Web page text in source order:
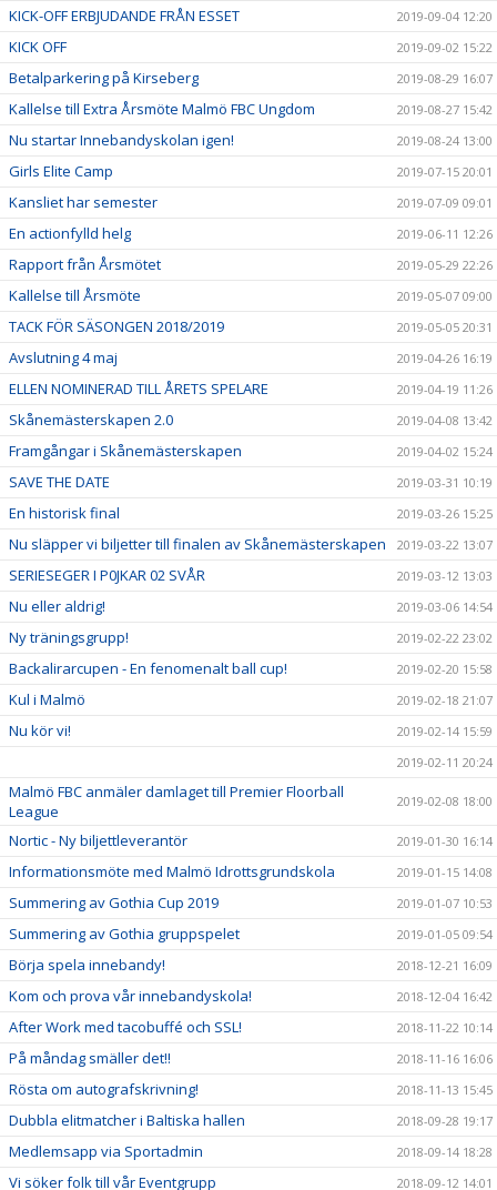
KICK-OFF ERBJUDANDE FRÅN ESSET 2019-09-04 12:20
KICK OFF 2019-09-02 15:22
Betalparkering på Kirseberg 2019-08-29 16:07
Kallelse till Extra Årsmöte Malmö FBC Ungdom 2019-08-27 15:42
Nu startar Innebandyskolan igen! 2019-08-24 13:00
Girls Elite Camp 2019-07-15 20:01
Kansliet har semester 2019-07-09 09:01
En actionfylld helg 2019-06-11 12:26
Rapport från Årsmötet 2019-05-29 22:26
Kallelse till Årsmöte 2019-05-07 09:00
TACK FÖR SÄSONGEN 2018/2019 2019-05-05 20:31
Avslutning 4 maj 2019-04-26 16:19
ELLEN NOMINERAD TILL ÅRETS SPELARE 2019-04-19 11:26
Skånemästerskapen 2.0 2019-04-08 13:42
Framgångar i Skånemästerskapen 2019-04-02 15:24
SAVE THE DATE 2019-03-31 10:19
En historisk final 2019-03-26 15:25
Nu släpper vi biljetter till finalen av Skånemästerskapen 2019-03-22 13:07
SERIESEGER I P0JKAR 02 SVÅR 2019-03-12 13:03
Nu eller aldrig! 2019-03-06 14:54
Ny träningsgrupp! 2019-02-22 23:02
Backalirarcupen - En fenomenalt ball cup! 2019-02-20 15:58
Kul i Malmö 2019-02-18 21:07
Nu kör vi!
2019-02-14 15:59
2019-02-11 20:24
Malmö FBC anmäler damlaget till Premier Floorball
League
2019-02-08 18:00
Nortic - Ny biljettleverantör 2019-01-30 16:14
Informationsmöte med Malmö Idrottsgrundskola 2019-01-15 14:08
Summering av Gothia Cup 2019 2019-01-07 10:53
Summering av Gothia gruppspelet 2019-01-05 09:54
Börja spela innebandy! 2018-12-21 16:09
Kom och prova vår innebandyskola! 2018-12-04 16:42
After Work med tacobuffé och SSL! 2018-11-22 10:14
På måndag smäller det!! 2018-11-16 16:06
Rösta om autografskrivning! 2018-11-13 15:45
Dubbla elitmatcher i Baltiska hallen 2018-09-28 19:17
Medlemsapp via Sportadmin 2018-09-14 18:28
Vi söker folk till vår Eventgrupp 2018-09-12 14:01